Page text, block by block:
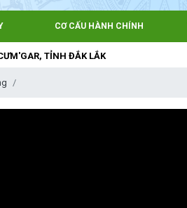
CƠ CẤU HÀNH CHÍNH
TỈNH ĐẮK LẮK